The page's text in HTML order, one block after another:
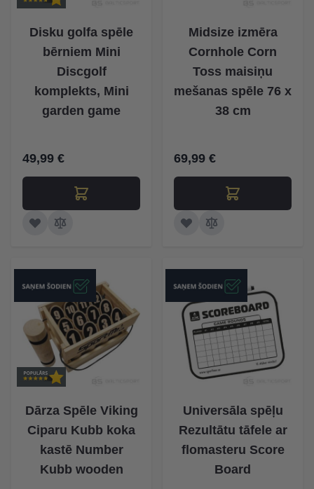
Disku golfa spēle
bērniem Mini
Discgolf
komplekts, Mini
garden game
49,99 €
Midsize izmēra
Cornhole Corn
Toss maisiņu
mešanas spēle 76 x
38 cm
69,99 €
Dārza Spēle Viking
Ciparu Kubb koka
kastē Number
Kubb wooden
Universāla spēļu
Rezultātu tāfele ar
flomasteru Score
Board